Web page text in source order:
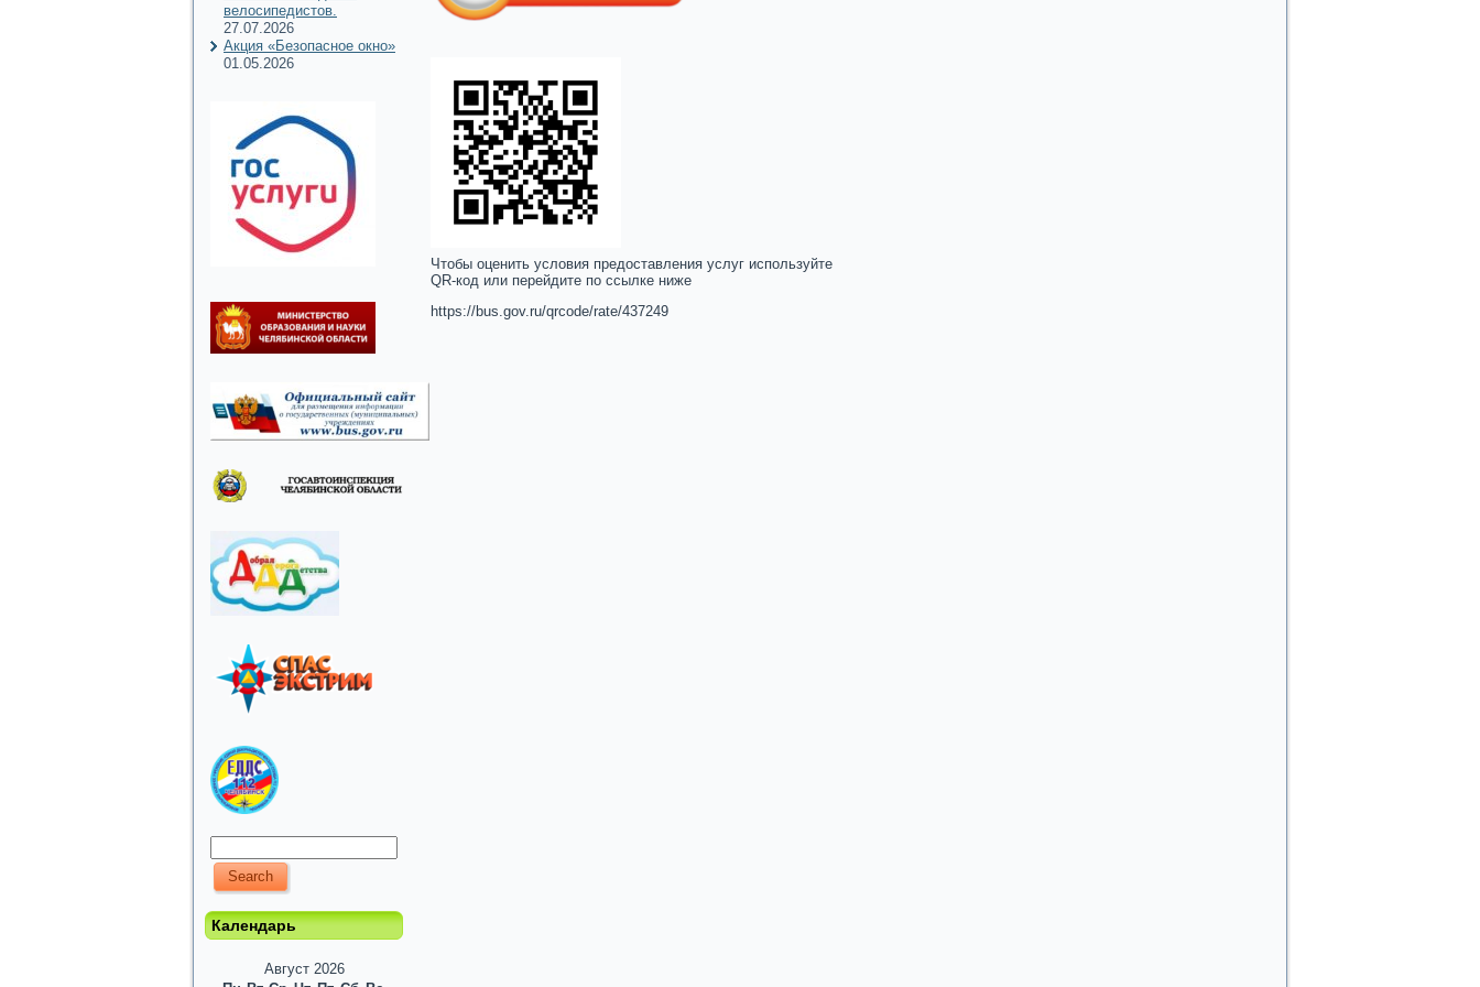
велосипедистов.
27.07.2026
Акция «Безопасное окно»
01.05.2026
Календарь
Август 2026
Чтобы оценить условия предоставления услуг используйте
QR-код или перейдите по ссылке ниже
https://bus.gov.ru/qrcode/rate/437249